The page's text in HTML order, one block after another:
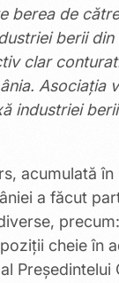
berea de
berii
clar
Asociația
industriei berii
acumulată
a făcut
cheie în
Președintelui